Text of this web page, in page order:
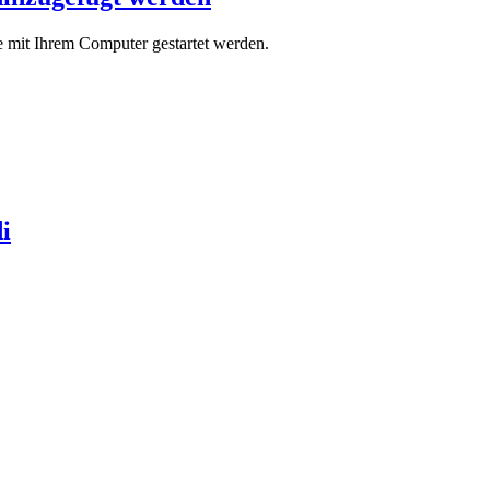
Ihrem Computer gestartet werden.